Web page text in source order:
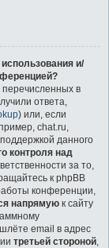
и/
в
ответа,
) или, если
chat.ru,
данного
контроля над
за то,
к phpBB
конференции,
напрямую к сайту
email в адрес
третьей стороной,